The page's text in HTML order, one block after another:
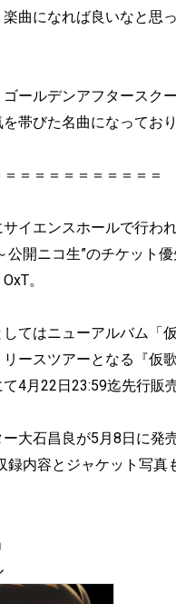
曲になれば良いなと思
ールデンアフタースク
帯びた名曲になってお
＝＝＝＝＝＝＝＝＝＝
イエンスホールで行わ
開ニコ生”のチケット
。
てはニューアルバム
ースツアーとなる『仮
4月22日23:59迄先行販
大石昌良が5月8日に発
録内容とジャケット写真